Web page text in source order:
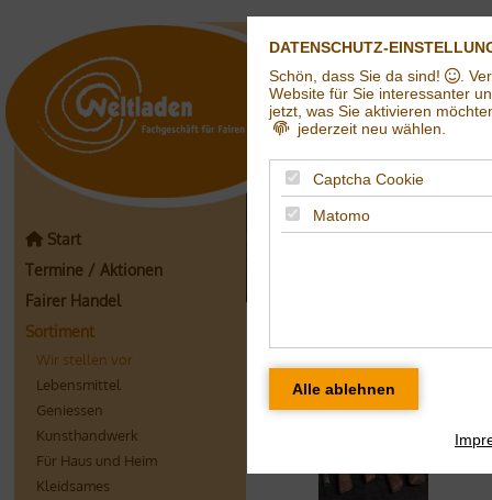
Start
Termine / Aktionen
Fairer Handel
Sortiment
Wir stellen vor
Lebensmittel
Geniessen
Kunsthandwerk
Für Haus und Heim
Kleidsames
Weltladen in
Vietnam
DATENSCHUTZ-
Schön, dass Sie da sind!
.
Website für Sie interessanter
jetzt, was Sie aktivieren
jederzeit neu wählen.
Captcha Cookie
Matomo